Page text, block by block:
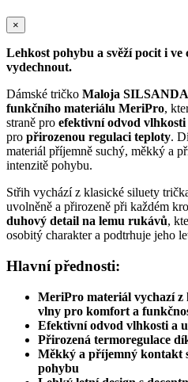
×
Lehkost pohybu a svěží pocit i
vydechnout.
Dámské tričko Maloja
funkčního materiálu MeriPro,
straně pro efektivní odvod vlhkosti
pro přirozenou regulaci teploty.
materiál příjemně suchý, měkký a
intenzitě pohybu.
Střih vychází z klasické siluety
uvolněně a přirozeně při každém
duhový detail na lemu rukávů,
osobitý charakter a podtrhuje jeho
Hlavní přednosti:
MeriPro materiál vychazí z
vlny pro komfort a
Efektivní odvod vlhkosti a
Přirozená termoregulace
Měkký a příjemný kontakt
pohybu